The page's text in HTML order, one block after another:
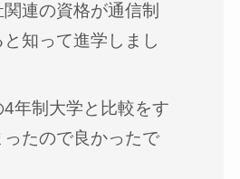
連の資格が通信制
知って進学しまし
年制大学と比較をす
ったので良かったで